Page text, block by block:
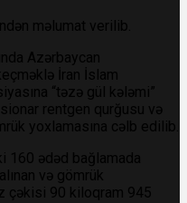
məlumat verilib.
Azərbaycan
İran İslam
“təzə gül kələmi”
rentgen qurğusu və
yoxlamasına cəlb edilib.
160 ədəd bağlamada
və gömrük
çəkisi 90 kiloqram 945